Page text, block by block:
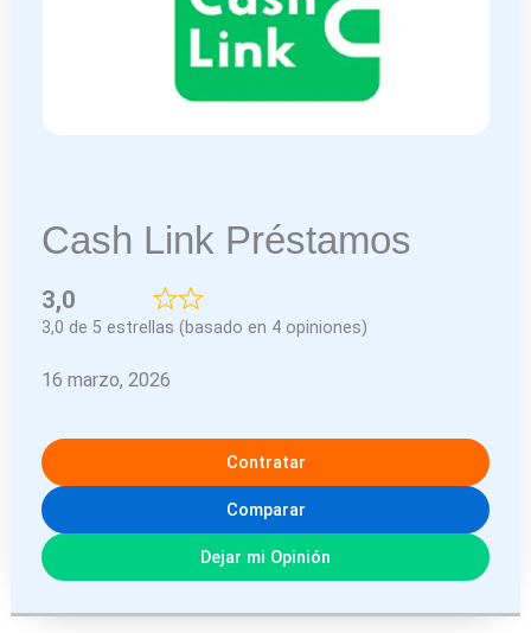
Cash Link Préstamos
3,0
3,0 de 5 estrellas (basado en 4 opiniones)
16 marzo, 2026
Contratar
Comparar
Dejar mi Opinión